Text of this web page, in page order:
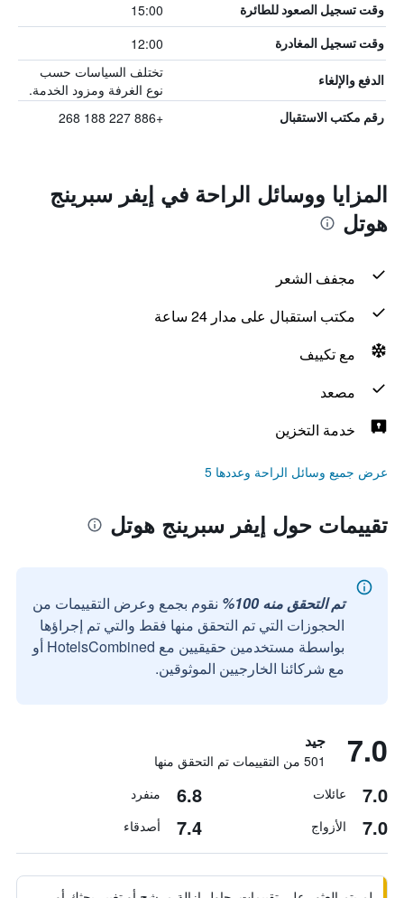
وقت تسجيل الصعود للطائرة 15:00
وقت تسجيل المغادرة 12:00
الدفع والإلغاء
تختلف السياسات حسب
نوع الغرفة ومزود الخدمة.
رقم مكتب الاستقبال +886 227 188 268
المزايا ووسائل الراحة في إيفر سبرينج
هوتل
مجفف الشعر
مكتب استقبال على مدار 24 ساعة
مع تكييف
مصعد
خدمة التخزين
عرض جميع وسائل الراحة وعددها 5
تقييمات حول إيفر سبرينج هوتل
تم التحقق منه 100%
نقوم بجمع وعرض التقييمات من
الحجوزات التي تم التحقق منها فقط والتي تم إجراؤها
بواسطة مستخدمين حقيقيين مع HotelsCombined أو
مع شركائنا الخارجيين الموثوقين.
7.0 جيد
501 من التقييمات تم التحقق منها
7.0 عائلات 6.8 منفرد
7.0 الأزواج 7.4 أصدقاء